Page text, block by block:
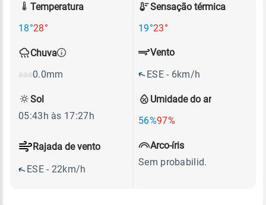
Temperatura
18°28°
Sensação térmica
19°23°
Chuva
0.0mm
Umidade do ar
56%97%
Vento
ESE - 6km/h
Rajada de vento
ESE - 22km/h
Sol
05:43h às 17:27h
Arco-íris
Sem probabilid.